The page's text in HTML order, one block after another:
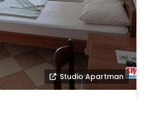
Studio Apartman